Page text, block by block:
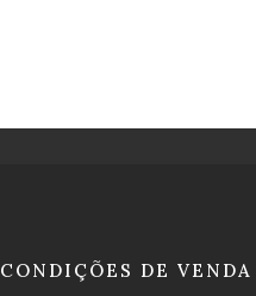
CONDIÇÕES DE VENDA